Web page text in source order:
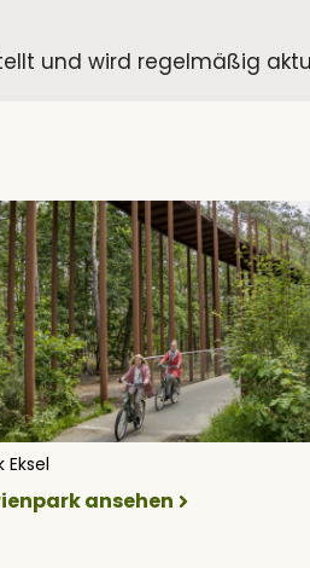
und wird regelmäßig
Eksel
ansehen